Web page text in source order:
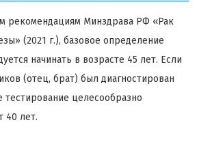
рекомендациям Минздрава РФ «Рак
(2021 г.), базовое определение
начинать в возрасте 45 лет. Если
(отец, брат) был диагностирован
тестирование целесообразно
40 лет.